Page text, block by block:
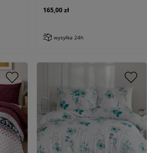
165,00 zł
wysyłka 24h